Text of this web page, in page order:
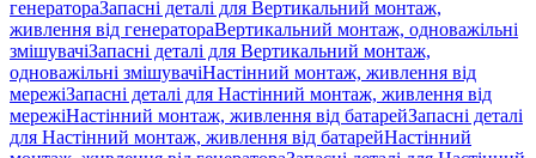
генератораЗапасні деталі для Вертикальний монтаж,
живлення від генератораВертикальний монтаж, одноважільні
змішувачіЗапасні деталі для Вертикальний монтаж,
одноважільні змішувачіНастінний монтаж, живлення від
мережіЗапасні деталі для Настінний монтаж, живлення від
мережіНастінний монтаж, живлення від батарейЗапасні деталі
для Настінний монтаж, живлення від батарейНастінний